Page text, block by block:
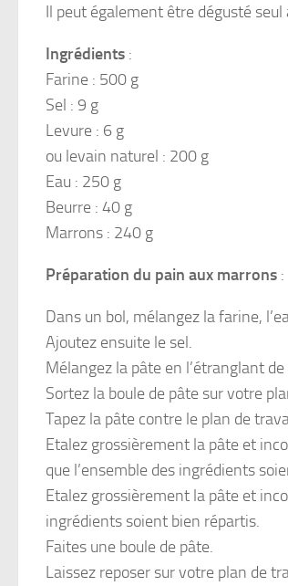
Il peut également être dégusté
Ingrédients :
Farine : 500 g
Sel : 9 g
Levure : 6 g
ou levain naturel : 200 g
Eau : 250 g
Beurre : 40 g
Marrons : 240 g
Préparation du pain aux marrons :
Dans un bol, mélangez la farine,
Ajoutez ensuite le sel.
Mélangez la pâte en l’étranglant
Sortez la boule de pâte sur votre
Tapez la pâte contre le plan de
Etalez grossièrement la pâte et
que l’ensemble des ingrédients
Etalez grossièrement la pâte et
ingrédients soient bien répartis.
Faites une boule de pâte.
Laissez reposer sur votre plan de